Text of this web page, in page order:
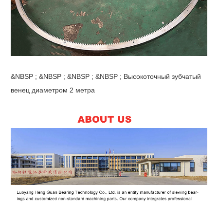
&NBSP ; &NBSP ; &NBSP ; &NBSP ; Высокоточный зубчатый
венец диаметром 2 метра